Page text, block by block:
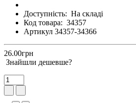
Доступність: На складі
Код товара: 34357
Артикул 34357-34366
26.00грн
Знайшли дешевше?